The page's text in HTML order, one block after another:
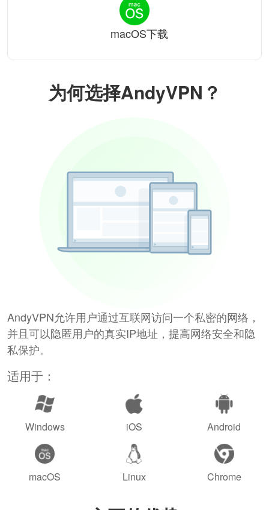
为何选择AndyVPN？
AndyVPN允许用户通过互联网访问一个私密的网络，
并且可以隐匿用户的真实IP地址，提高网络安全和隐
私保护。
适用于：
Windows iOS Android
macOS Linux Chrome
macOS下载